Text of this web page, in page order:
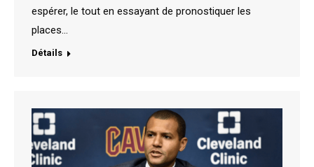
espérer, le tout en essayant de pronostiquer les
places…
Détails